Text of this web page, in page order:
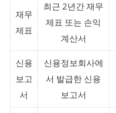
재무
제표
최근 2년간 재무
제표 또는 손익
계산서
신용
보고
서
신용정보회사에
서 발급한 신용
보고서